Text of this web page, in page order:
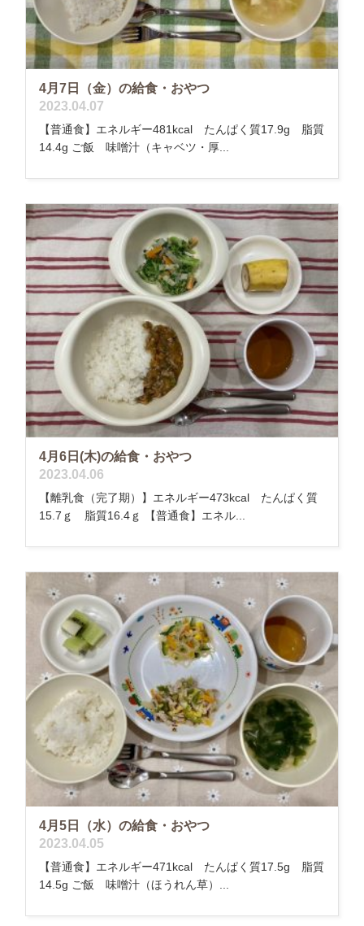
4月7日（金）の給食・おやつ
2023.04.07
【普通食】エネルギー481kcal たんぱく質17.9g 脂質
14.4g ご飯 味噌汁（キャベツ・厚...
4月6日(木)の給食・おやつ
2023.04.06
【離乳食（完了期）】エネルギー473kcal たんぱく質
15.7ｇ 脂質16.4ｇ 【普通食】エネル...
4月5日（水）の給食・おやつ
2023.04.05
【普通食】エネルギー471kcal たんぱく質17.5g 脂質
14.5g ご飯 味噌汁（ほうれん草）...